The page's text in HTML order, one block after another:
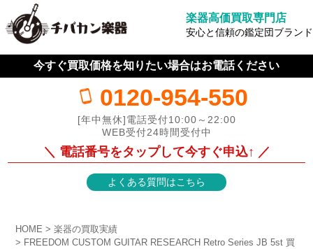
楽器高価買取専門店
安心と信頼の鑑定団ブランド
今すぐ買取価格を知りたい場合はお電話ください
0120-954-550
[年中無休]電話受付10:00～22:00
WEB受付24時間受付中
＼ 電話番号をタップして今すぐ申込↑ ／
よくある質問はこちら
HOME
楽器の買取実績
FREEDOM CUSTOM GUITAR RESEARCH Retro Series JB 5st 買